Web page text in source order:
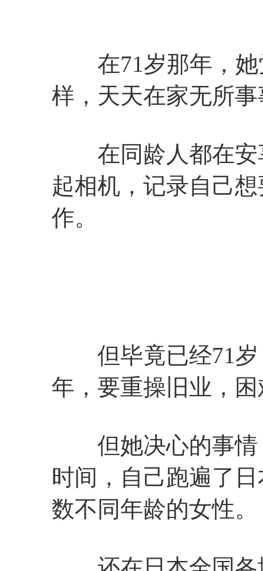
在71岁那年，她
样，天天在家无所
在同龄人都在安
起相机，记录自己
作。
但毕竟已经71岁
年，要重操旧业，
但她决心的事情
时间，自己跑遍了
数不同年龄的女性。